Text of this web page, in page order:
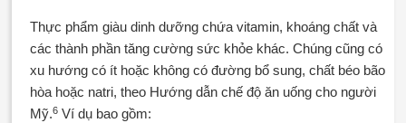
Thực phẩm giàu dinh dưỡng chứa vitamin, khoáng chất và
các thành phần tăng cường sức khỏe khác. Chúng cũng có
xu hướng có ít hoặc không có đường bổ sung, chất béo bão
hòa hoặc natri, theo Hướng dẫn chế độ ăn uống cho người
Mỹ.6 Ví dụ bao gồm: